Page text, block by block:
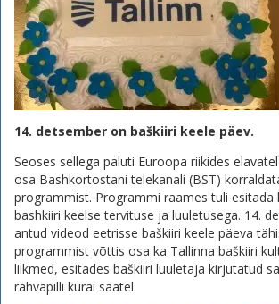
14. detsember on baškiiri keele päev.
Seoses sellega paluti Euroopa riikides
osa Bashkortostani telekanali (BST)
programmist. Programmi raames tuli esitada
bashkiiri keelse tervituse ja luuletusega. 14.
antud videod eetrisse baškiiri keele päeva
programmist võttis osa ka Tallinna baškiiri
liikmed, esitades baškiiri luuletaja kirjutatud
rahvapilli kurai saatel.